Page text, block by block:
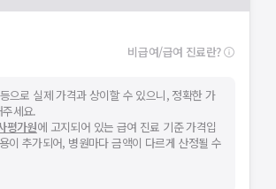
비급여/급여 진료란?
으로 실제 가격과 상이할 수 있으니, 정확한 가
세요.
평가원에 고지되어 있는 급여 진료 기준 가격입
이 추가되어, 병원마다 금액이 다르게 산정될 수